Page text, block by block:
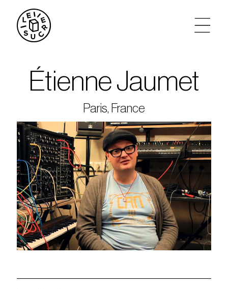
agenda
tickets
le sucre max
partenariats
privatisations
Étienne Jaumet
Paris, France